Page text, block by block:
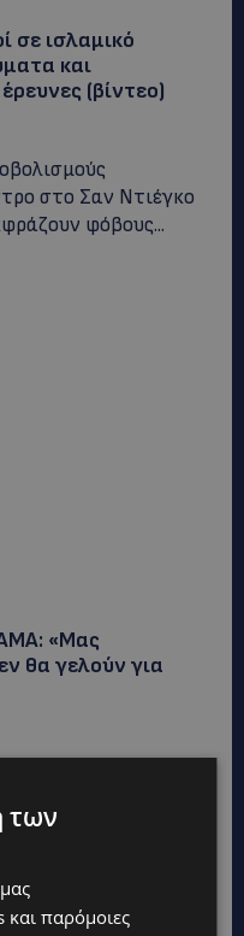
σε ισλαμικό
και
(βίντεο)
στο Σαν Ντιέγκο
φόβους...
«Μας
θα γελούν για
των
παρόμοιες